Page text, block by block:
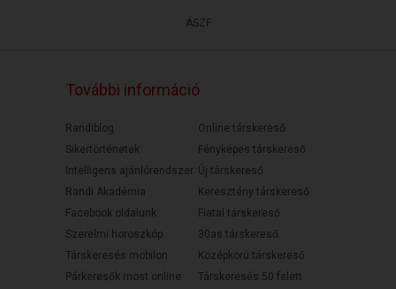
ÁSZF
További információ
Randiblog
Sikertörténetek
Intelligens ajánlórendszer
Randi Akadémia
Facebook oldalunk
Szerelmi horoszkóp
Társkeresés mobilon
Párkeresők most online
Online társkereső
Fényképes társkereső
Új társkereső
Keresztény társkereső
Fiatal társkereső
30as társkereső
Középkorú társkereső
Társkeresés 50 felett